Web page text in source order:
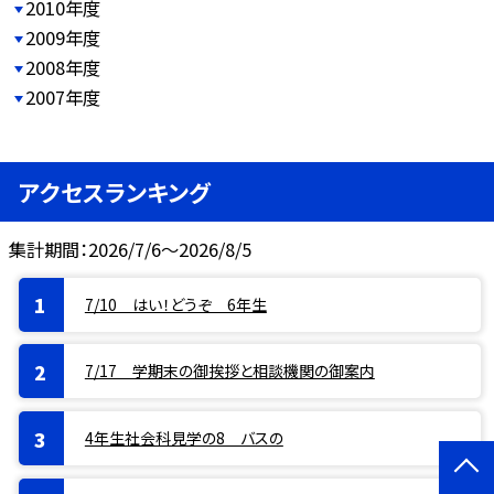
2010年度
2009年度
2008年度
2007年度
アクセスランキング
集計期間：2026/7/6～2026/8/5
7/10 はい！どうぞ 6年生
7/17 学期末の御挨拶と相談機関の御案内
4年生社会科見学の8 バスの